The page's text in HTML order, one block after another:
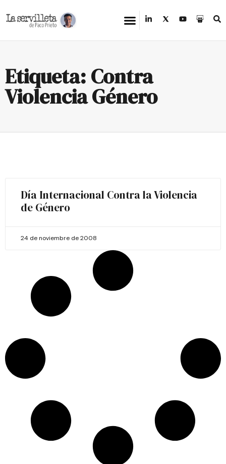
Etiqueta: Contra
Violencia Género
Día Internacional Contra la Violencia
de Género
24 de noviembre de 2008